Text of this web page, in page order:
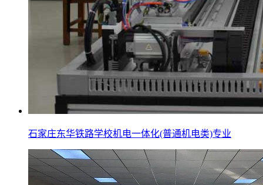
石家庄东华铁路学校机电一体化(普通机电类)专业